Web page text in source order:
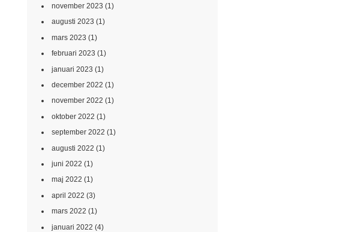
november 2023 (1)
augusti 2023 (1)
mars 2023 (1)
februari 2023 (1)
januari 2023 (1)
december 2022 (1)
november 2022 (1)
oktober 2022 (1)
september 2022 (1)
augusti 2022 (1)
juni 2022 (1)
maj 2022 (1)
april 2022 (3)
mars 2022 (1)
januari 2022 (4)